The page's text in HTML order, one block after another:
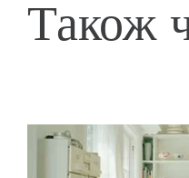
Також